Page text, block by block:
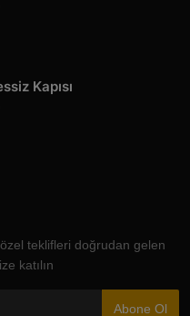
Kapısı
teklifleri doğrudan gelen
katılın
Abone Ol